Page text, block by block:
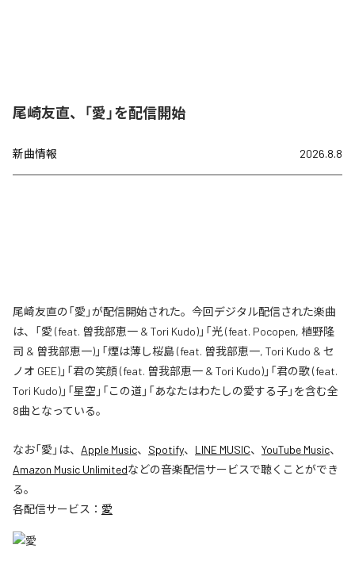
尾崎友直、「愛」を配信開始
新曲情報 2026.8.8
尾崎友直の「愛」が配信開始された。今回デジタル配信された楽曲
は、「愛 (feat. 曽我部恵一 & Tori Kudo)」「光 (feat. Pocopen, 植野隆
司 & 曽我部恵一)」「煙は薄し桜島 (feat. 曽我部恵一, Tori Kudo & セ
ノオ GEE)」「君の笑顔 (feat. 曽我部恵一 & Tori Kudo)」「君の歌 (feat.
Tori Kudo)」「星空」「この道」「あなたはわたしの愛する子」を含む全
8曲となっている。
なお「愛 」は、 Apple Music、 Spotify、 LINE MUSIC、 YouTube Music、
Amazon Music Unlimitedなどの音楽配信サービスで聴くことができ
る。
各配信サービス： 愛